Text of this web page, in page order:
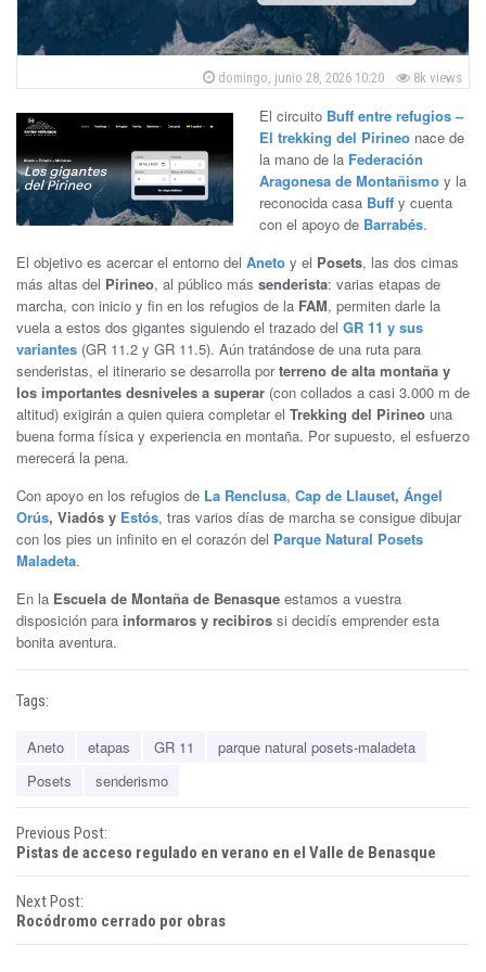
B
e
n
a
s
q
u
e
P
o
o
n
domingo, junio 28, 2026 10:20 8k views
El circuito Buff entre refugios –
El trekking del Pirineo nace de
la mano de la Federación
Aragonesa de Montañismo y la
reconocida casa Buff y cuenta
con el apoyo de Barrabés.
El objetivo es acercar el entorno del Aneto y el Posets, las dos cimas
más altas del Pirineo, al público más senderista: varias etapas de
marcha, con inicio y fin en los refugios de la FAM, permiten darle la
vuela a estos dos gigantes siguiendo el trazado del GR 11 y sus
variantes (GR 11.2 y GR 11.5). Aún tratándose de una ruta para
senderistas, el itinerario se desarrolla porterreno de alta montaña y
los importantes desniveles a superar (con collados a casi 3.000 m de
altitud) exigirán a quien quiera completar el Trekking del Pirineo una
buena forma física y experiencia en montaña. Por supuesto, el esfuerzo
merecerá la pena.
Con apoyo en los refugios de La Renclusa, Cap de Llauset, Ángel
Orús, Viadós y Estós, tras varios días de marcha se consigue dibujar
con los pies un infinito en el corazón del Parque Natural Posets
Maladeta.
En la Escuela de Montaña de Benasque estamos a vuestra
disposición para informaros y recibiros si decidís emprender esta
bonita aventura.
Tags:
Aneto etapas GR 11
parque natural posets-maladeta
Posets
senderismo
P
o
s
t
Previous Post:
Pistas de acceso regulado en verano en el Valle de Benasque
Next Post:
Rocódromo cerrado por obras